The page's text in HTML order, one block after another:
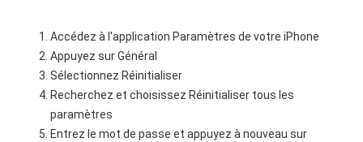
Accédez à l'application Paramètres de votre iPhone
Appuyez sur Général
Sélectionnez Réinitialiser
Recherchez et choisissez Réinitialiser tous les
paramètres
Entrez le mot de passe et appuyez à nouveau sur